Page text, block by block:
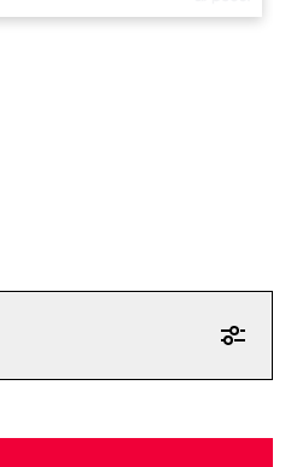
L’inquiétude monte chez
de France, les offres
2 août, date du concert de